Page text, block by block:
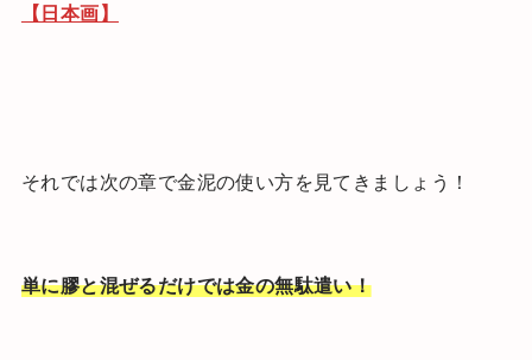
【日本画】
それでは次の章で金泥の使い方を見てきましょう！
単に膠と混ぜるだけでは金の無駄遣い！